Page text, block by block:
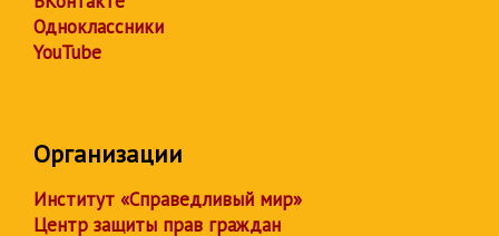
Одноклассники
YouTube
Организации
Институт «Справедливый мир»
Центр защиты прав граждан